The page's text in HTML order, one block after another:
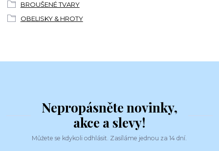
BROUŠENÉ TVARY
OBELISKY & HROTY
Nepropásněte novinky,
akce a slevy!
Můžete se kdykoli odhlásit. Zasíláme jednou za 14 dní.